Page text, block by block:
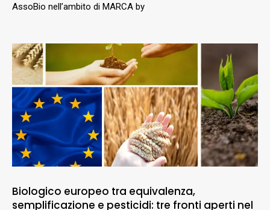
AssoBio nell’ambito di MARCA by
Biologico europeo tra equivalenza,
semplificazione e pesticidi: tre fronti aperti nel